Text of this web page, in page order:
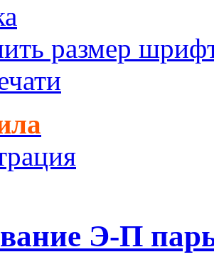
размер
Э-П